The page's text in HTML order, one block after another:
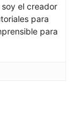
el creador
para
para